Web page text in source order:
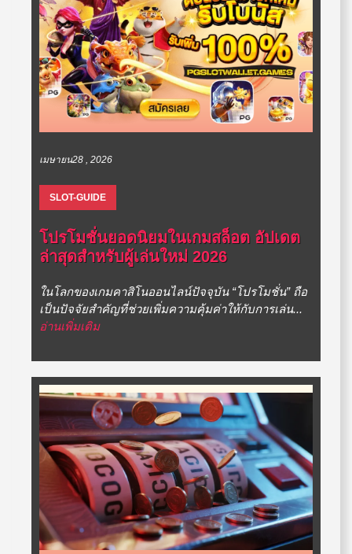
เมษายน28 , 2026
SLOT-GUIDE
โปรโมชั่นยอดนิยมในเกมสล็อต อัปเดต
ล่าสุดสำหรับผู้เล่นใหม่ 2026
ในโลกของเกมคาสิโนออนไลน์ปัจจุบัน “โปรโมชั่น” ถือ
เป็นปัจจัยสำคัญที่ช่วยเพิ่มความคุ้มค่าให้กับการเล่น...
อ่านเพิ่มเติม